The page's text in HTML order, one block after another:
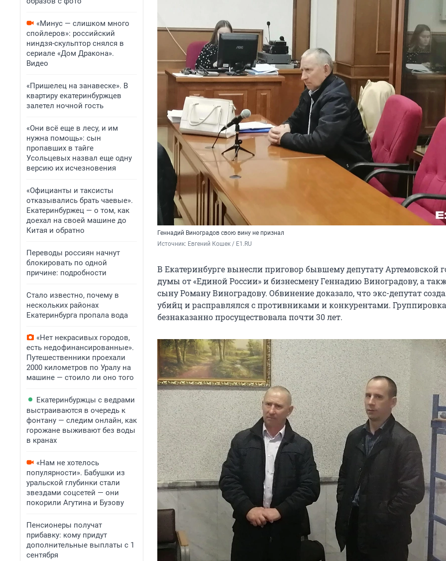
«Минус — слишком много
спойлеров»: российский
ниндзя-скульптор снялся в
сериале «Дом Дракона».
Видео
«Пришелец на занавеске». В
квартиру екатеринбуржцев
залетел ночной гость
«Они всё еще в лесу, и им
нужна помощь»: сын
пропавших в тайге
Усольцевых назвал еще одну
версию их исчезновения
«Официанты и таксисты
отказывались брать чаевые».
Екатеринбуржец — о том, как
доехал на своей машине до
Китая и обратно
Переводы россиян начнут
блокировать по одной
причине: подробности
Стало известно, почему в
нескольких районах
Екатеринбурга пропала вода
«Нет некрасивых городов,
есть недофинансированные».
Путешественники проехали
2000 километров по Уралу на
машине — стоило ли оно того
Екатеринбуржцы с ведрами
выстраиваются в очередь к
фонтану — следим онлайн, как
горожане выживают без воды
в кранах
«Нам не хотелось
популярности». Бабушки из
уральской глубинки стали
звездами соцсетей — они
покорили Агутина и Бузову
Пенсионеры получат
прибавку: кому придут
дополнительные выплаты с 1
сентября
Геннадий Виноградов свою вину не признал
Источник: Евгений Кошек / E1.RU
В Екатеринбурге вынесли приговор бывшему депутату Артемовской
думы от «Единой России» и бизнесмену Геннадию Виноградову, а
сыну Роману Виноградову. Обвинение доказало, что экс-депутат
убийц и расправлялся с противниками и конкурентами. Группировка
безнаказанно просуществовала почти 30 лет.